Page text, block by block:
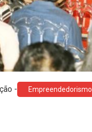
- Empreendedorismo